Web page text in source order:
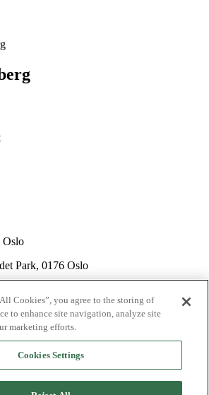
Oslo
Park, 0176 Oslo
Cookies”, you agree to the storing of
to enhance site navigation, analyze site
marketing efforts.
Cookies Settings